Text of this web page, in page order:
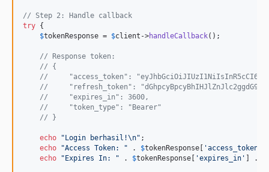
// Step 2: Handle callback
try {
$tokenResponse = $client ->handleCallback();
// Response token:
// {
//     "access_token":
//     "refresh_token":
//     "expires_in": 3600,
//     "token_type": "Bearer"
// }
echo "Login berhasil!\n" ;
echo
"Access Token: " . $tokenResponse [ 'access_token
echo
"Expires In: " . $tokenResponse [ 'expires_in ' ] .